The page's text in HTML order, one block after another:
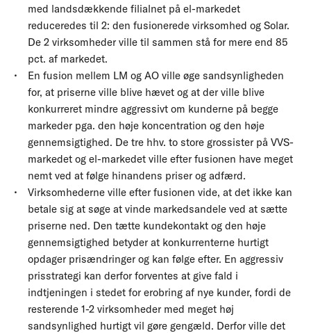
med landsdækkende filialnet på el-markedet
reduceredes til 2: den fusionerede virksomhed og Solar.
De 2 virksomheder ville til sammen stå for mere end 85
pct. af markedet.
En fusion mellem LM og AO ville øge sandsynligheden
for, at priserne ville blive hævet og at der ville blive
konkurreret mindre aggressivt om kunderne på begge
markeder pga. den høje koncentration og den høje
gennemsigtighed. De tre hhv. to store grossister på VVS-
markedet og el-markedet ville efter fusionen have meget
nemt ved at følge hinandens priser og adfærd.
Virksomhederne ville efter fusionen vide, at det ikke kan
betale sig at søge at vinde markedsandele ved at sætte
priserne ned. Den tætte kundekontakt og den høje
gennemsigtighed betyder at konkurrenterne hurtigt
opdager prisændringer og kan følge efter. En aggressiv
prisstrategi kan derfor forventes at give fald i
indtjeningen i stedet for erobring af nye kunder, fordi de
resterende 1-2 virksomheder med meget høj
sandsynlighed hurtigt vil gøre gengæld. Derfor ville det